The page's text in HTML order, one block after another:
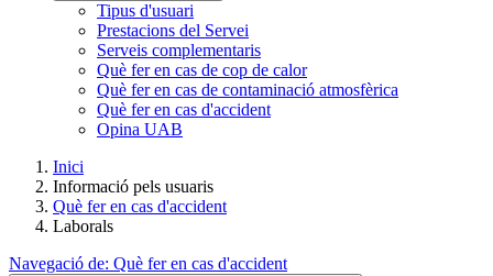
Tipus d'usuari
Prestacions del Servei
Serveis complementaris
Què fer en cas de cop de calor
Què fer en cas de contaminació atmosfèrica
Què fer en cas d'accident
Opina UAB
Inici
Informació pels usuaris
Què fer en cas d'accident
Laborals
Navegació de: Què fer en cas d'accident